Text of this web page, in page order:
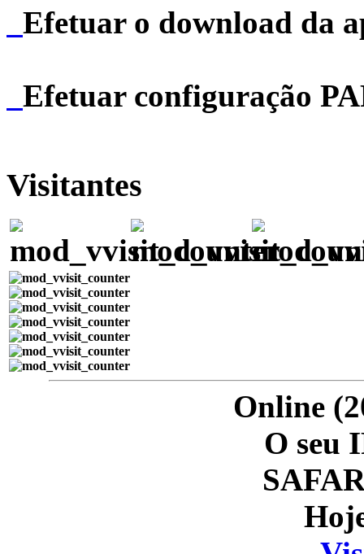
Efetuar o download da
Efetuar configuração
Visitantes
Online
O seu